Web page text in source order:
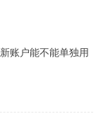
账户能不能单独用